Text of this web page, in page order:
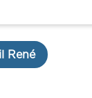
René